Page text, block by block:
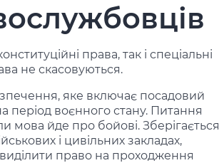
права, так і спеціальні
не скасовуються.
яке включає посадовий
період воєнного стану. Питання
мова йде про бойові. Зберігається
і цивільних закладах,
право на проходження